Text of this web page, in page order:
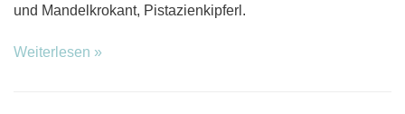
und Mandelkrokant, Pistazienkipferl.
Weiterlesen »